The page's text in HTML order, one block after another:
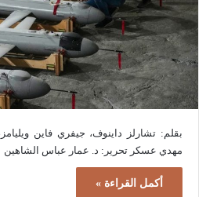
بقلم: تشارلز داينوف، جيفري فاين
مهدي عسكر تحرير: د. عمار عباس الشاهين
أكمل القراءة »